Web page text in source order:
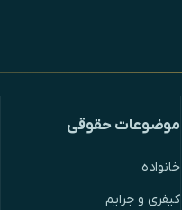
موضوعات حقوقی
خانواده
کیفری و جرایم